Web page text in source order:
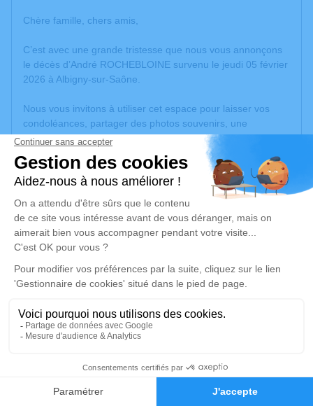
Faire-part Hommages
Chère famille, chers amis,
C’est avec une grande tristesse que nous vous annonçons
le décès d’André ROCHEBLOINE survenu le jeudi 05 février
2026 à Albigny-sur-Saône.
Nous vous invitons à utiliser cet espace pour laisser vos
condoléances, partager des photos souvenirs, une
anecdote ou exprimer vos pensées à travers des poèmes
ou des textes. Cet endroit est un lieu d'expression dédié à
honorer la mémoire d’André ROCHEBLOINE.
Un service de plantation d’arbre hommage estdisponible
lundi 16 février 2026 à 13h30
Crématorium de Gleize
2740, Route de Montmelas